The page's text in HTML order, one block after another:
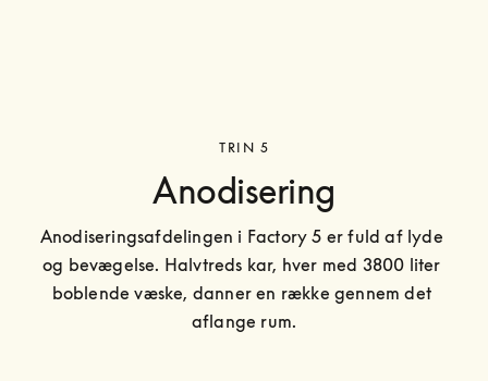
TRIN 5
Anodisering
Anodiseringsafdelingen i Factory 5 er fuld af lyde
og bevægelse. Halvtreds kar, hver med 3800 liter
boblende væske, danner en række gennem det
aflange rum.